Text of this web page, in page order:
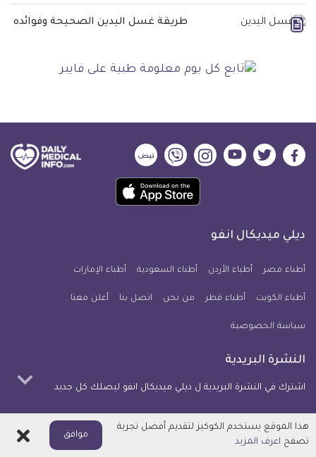
طريقة غسل اليدين الصحيحة وفوائده
ديلي
فيسبوك
ديلي
تويتر
ديلي
ميديكال
يوتيوب
ديلي
ميديكال
انفو
ديلي
ميديكال
انفو
ديلي
ميديكال
انفو
حمل
تطبيق
معلومة
للآيفون
ديلي ميديكال انفو
أطباء مصر أطباء الأردن أطباء السعودية أطباء الإمارات
أطباء الكويت أطباء قطر من نحن اتصل بنا أعلن معنا
سياسة الخصوصية
النشرة البريدية
اشترك في النشرة البريدية ل ديلي ميديكال انفو ليصلك كل جديد
بريدك
اشترك الآن
هذا الموقع يستخدم الكوكيز لتقديم أفضل تجربة
تصفح اعرف المزيد
موافق اغلاق